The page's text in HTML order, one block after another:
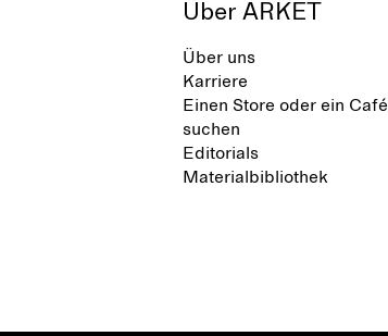
Über ARKET
Über uns
Karriere
Einen Store oder ein Café
suchen
Editorials
Materialbibliothek